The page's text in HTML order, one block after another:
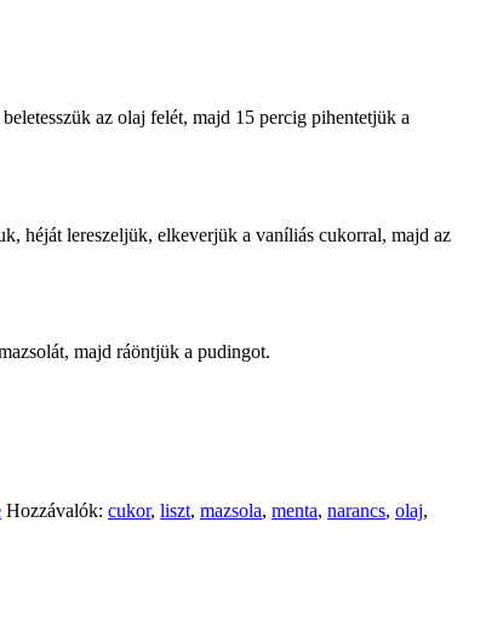
az olaj felét, majd 15 percig pihentetjük a
héját lereszeljük, elkeverjük a vaníliás cukorral, majd az
majd ráöntjük a pudingot.
Hozzávalók: cukor, liszt, mazsola, menta, narancs, olaj,